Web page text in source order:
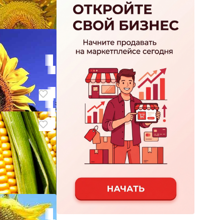
пионер
Протравлен